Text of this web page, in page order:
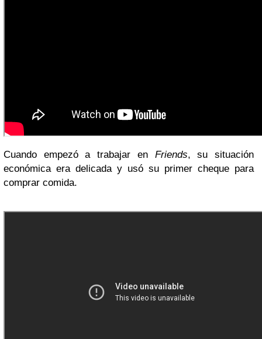
Cuando empezó a trabajar en Friends, su situación
económica era delicada y usó su primer cheque para
comprar comida.